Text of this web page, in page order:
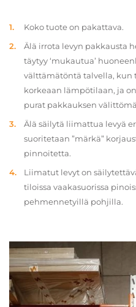
Koko tuote on pakattava.
Älä irrota levyn pakkausta
täytyy ‘mukautua’
välttämätöntä talvella, kun
korkeaan lämpötilaan, ja
purat pakkauksen
Älä säilytä liimattua levyä
suoritetaan ”märkä”
pinnoitetta.
Liimatut levyt on
tiloissa vaakasuorissa
pehmennetyillä pohjilla.